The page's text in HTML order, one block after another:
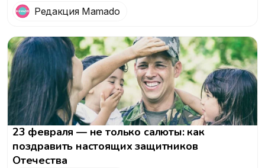
Редакция Mamado
23 февраля — не только салюты: как
поздравить настоящих защитников
Отечества